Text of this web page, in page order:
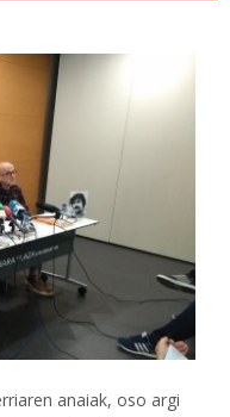
anaiak, oso argi